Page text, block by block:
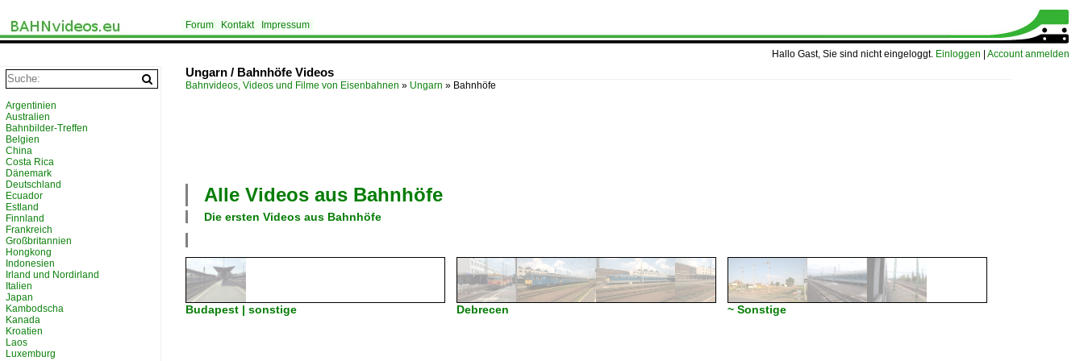
Hallo Gast, Sie sind nicht eingeloggt. Einloggen Account anmelden
Forum Kontakt Impressum
Ungarn / Bahnhöfe Videos
Bahnvideos, Videos und Filme von Eisenbahnen » Ungarn » Bahnhöfe
Alle Videos aus Bahnhöfe
Die ersten Videos aus Bahnhöfe
Budapest | sonstige Debrecen ~ Sonstige
Argentinien
Australien
Bahnbilder-Treffen
Belgien
China
Costa Rica
Dänemark
Deutschland
Ecuador
Estland
Finnland
Frankreich
Großbritannien
Hongkong
Indonesien
Irland und Nordirland
Italien
Japan
Kambodscha
Kanada
Kroatien
Laos
Luxemburg